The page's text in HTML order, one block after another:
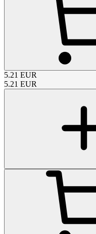
5.21 EUR
5.21 EUR